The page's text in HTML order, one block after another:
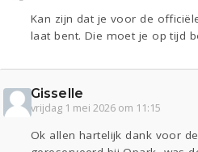
Kan zijn dat je voor de
laat bent. Die moet je op tijd
Gisselle
vrijdag 1 mei 2026 om 11:15
Ok allen hartelijk dank voor